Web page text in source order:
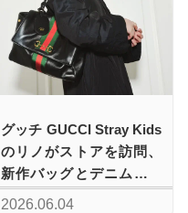
グッチ GUCCI Stray Kids
のリノがストアを訪問、
新作バッグとデニムを軽
やかに着こなす
2026.06.04